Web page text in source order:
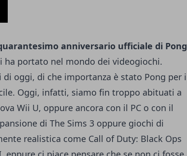
anniversario ufficiale di Pong
ha portato nel mondo dei videogiochi.
di oggi, di che importanza è stato Pong per i
Oggi, infatti, siamo fin troppo abituati a
Wii U, oppure ancora con il PC o con il
di The Sims 3 oppure giochi di
realistica come Call of Duty: Black Ops